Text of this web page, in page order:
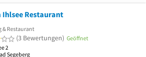
Restaurant
& Restaurant
3 von 5 Sternen
(3 Bewertungen) Geöffnet
2
Segeberg